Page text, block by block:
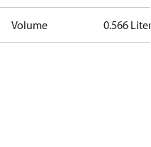
Volume 0.566 Liter